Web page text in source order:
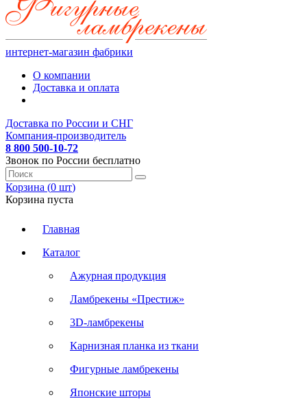
интернет-магазин фабрики
О компании
Доставка и оплата
Доставка по России и СНГ
Компания-производитель
8 800 500-10-72
Звонок по России бесплатно
Корзина (0 шт)
Корзина пуста
Главная
Каталог
Ажурная продукция
Ламбрекены «Престиж»
3D-ламбрекены
Карнизная планка из ткани
Фигурные ламбрекены
Японские шторы